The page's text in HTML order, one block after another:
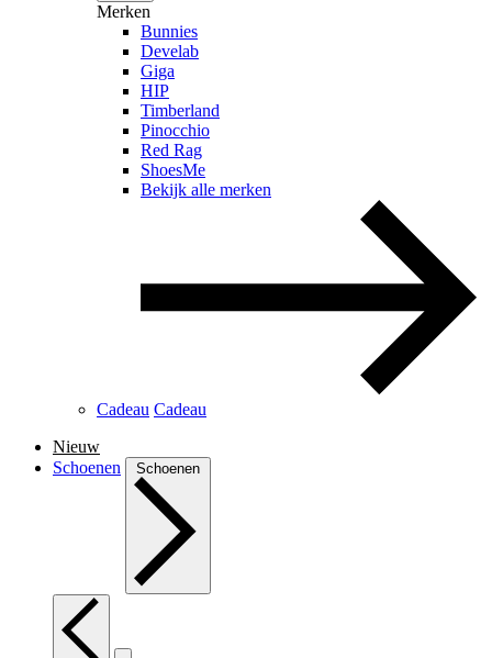
Merken
Bunnies
Develab
Giga
HIP
Timberland
Pinocchio
Red Rag
ShoesMe
Bekijk alle merken
Cadeau Cadeau
Nieuw
Schoenen
Schoenen